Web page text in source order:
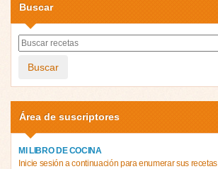
Buscar
Buscar
Área de suscriptores
MI LIBRO DE COCINA
Inicie sesión a continuación para enumerar sus recetas